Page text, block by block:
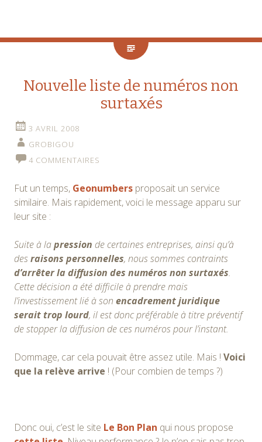
Nouvelle liste de numéros non
surtaxés
3 AVRIL 2008
GROBIGOU
4 COMMENTAIRES
Fut un temps, Geonumbers proposait un service
similaire. Mais rapidement, voici le message apparu sur
leur site :
Suite à lapression de certaines entreprises, ainsi qu’à
desraisons personnelles, nous sommes contraints
d’arrêter la diffusion des numéros non surtaxés.
Cette décision a été difficile à prendre mais
l’investissement lié à son encadrement juridique
serait trop lourd, il est donc préférable à titre préventif
de stopper la diffusion de ces numéros pour l’instant.
Dommage, car cela pouvait être assez utile. Mais ! Voici
que la relève arrive ! (Pour combien de temps ?)
Donc oui, c’est le site Le Bon Plan qui nous propose